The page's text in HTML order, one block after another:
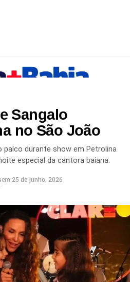
Sangalo
no São João
palco durante show em Petrolina
especial da cantora baiana.
em 25 de junho, 2026